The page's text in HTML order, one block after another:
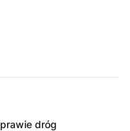
dróg